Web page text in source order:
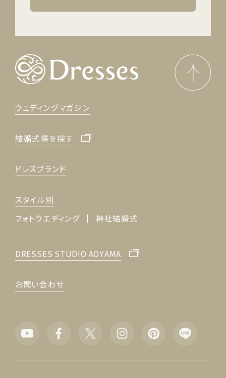
ウェディングマガジン
結婚式場を探す
ドレスブランド
スタイル別
フォトウエディング
神社結婚式
DRESSES STUDIO AOYAMA
お問い合わせ